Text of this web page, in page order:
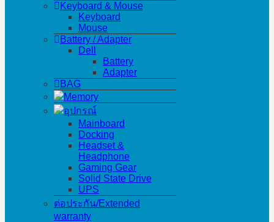
Keyboard & Mouse
Keyboard
Mouse
Battery / Adapter
Dell
Battery
Adapter
BAG
Memory
อุปกรณ์
Mainboard
Docking
Headset &
Headphone
Gaming Gear
Solid State Drive
UPS
ต่อประกัน/Extended
warranty